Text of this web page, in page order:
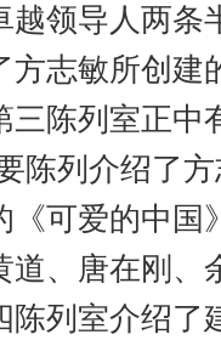
越领导人两条
方志敏所创建
陈列室正中
陈列介绍了
《可爱的中国
道、唐在刚、
陈列室介绍了